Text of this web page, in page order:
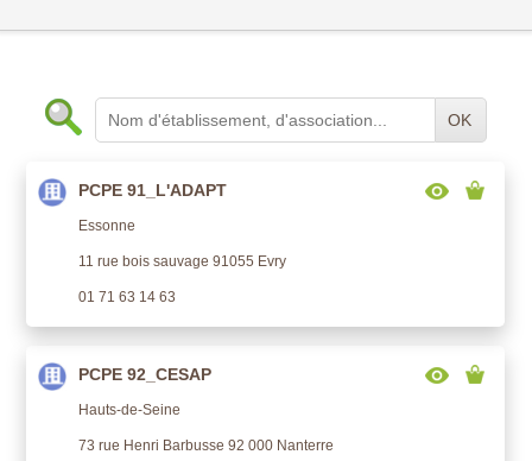
OK
PCPE 91_L'ADAPT
Essonne
11 rue bois sauvage 91055 Evry
01 71 63 14 63
PCPE 92_CESAP
Hauts-de-Seine
73 rue Henri Barbusse 92 000 Nanterre